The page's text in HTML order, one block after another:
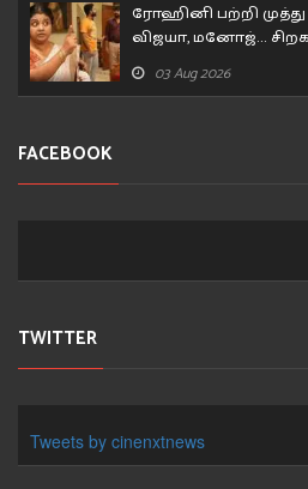
ரோஹினி பற்றி முத்து
விஜயா, மனோஜ்...
எபிசோட்
03 Aug 2026
FACEBOOK
TWITTER
Tweets by cinenxtnews